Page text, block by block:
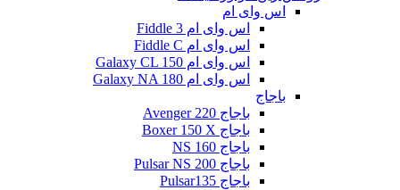
اس وای ام
اس وای ام Fiddle 3
اس وای ام Fiddle C
اس وای ام Galaxy CL 150
اس وای ام Galaxy NA 180
باجاج
باجاج Avenger 220
باجاج Boxer 150 X
باجاج NS 160
باجاج Pulsar NS 200
باجاج Pulsar135